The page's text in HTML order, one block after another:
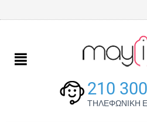
210
ΤΗΛΕΦΩΝΙΚΗ